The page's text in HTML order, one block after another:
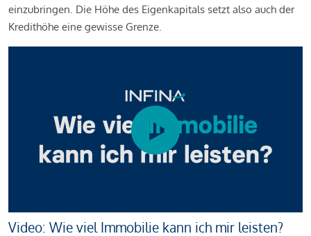
einzubringen. Die Höhe des Eigenkapitals setzt also auch der
Kredithöhe eine gewisse Grenze.
Video: Wie viel Immobilie kann ich mir leisten?